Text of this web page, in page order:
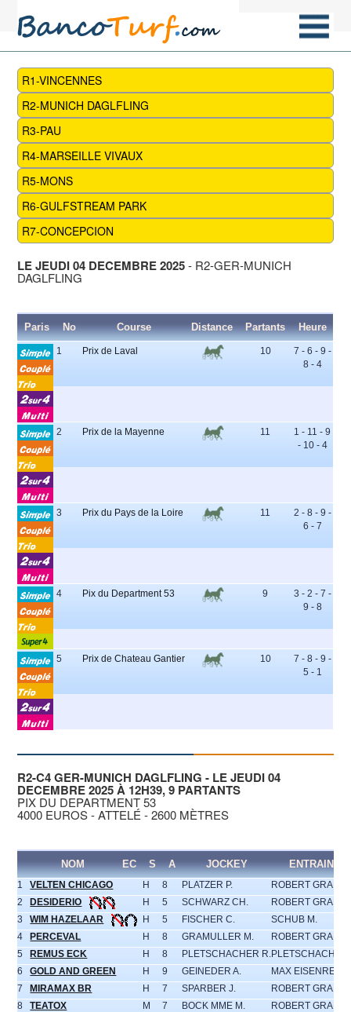
R1-VINCENNES
R2-MUNICH DAGLFLING
R3-PAU
R4-MARSEILLE VIVAUX
R5-MONS
R6-GULFSTREAM PARK
R7-CONCEPCION
LE JEUDI 04 DECEMBRE 2025- R2-GER-MUNICH
DAGLFLING
Paris No Course Distance Partants Heure
1 Prix de Laval 10
7 - 6 - 9 -
8 - 4
2 Prix de la Mayenne 11
1 - 11 - 9
- 10 - 4
3 Prix du Pays de la Loire 11
2 - 8 - 9 -
6 - 7
4 Pix du Department 53 9
3 - 2 - 7 -
9 - 8
5 Prix de Chateau Gantier 10
7 - 8 - 9 -
5 - 1
R2-C4 GER-MUNICH DAGLFLING - LE JEUDI 04
DECEMBRE 2025 À 12H39, 9 PARTANTS
PIX DU DEPARTMENT 53
4000 EUROS - ATTELÉ - 2600 MÈTRES
NOM EC S A JOCKEY
1 VELTEN CHICAGO H 8 PLATZER P.
ROBERT
2
DESIDERIO H 5 SCHWARZ CH.
ROBERT
3
WIM HAZELAAR H 5 FISCHER C.
SCHUB M.
4
PERCEVAL H 8 GRAMULLER M.
ROBERT
5
REMUS ECK H 8 PLETSCHACHER R.PLETSCHACHER
6
GOLD AND GREEN H 9 GEINEDER A.
MAX
7
MIRAMAX BR H 7 SPARBER J.
ROBERT
8
TEATOX M 7 BOCK MME M.
ROBERT